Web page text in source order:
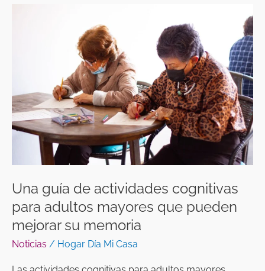
Una guía de actividades cognitivas
para adultos mayores que pueden
mejorar su memoria
Noticias / Hogar Día Mi Casa
adultos
mayores
que
pueden
mejorar
memoria